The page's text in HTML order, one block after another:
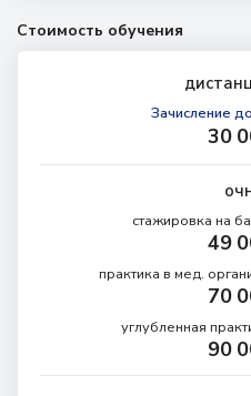
Стоимость обучения
Зачисление
30
стажировка на
49
практика в мед.
70
углубленная
90